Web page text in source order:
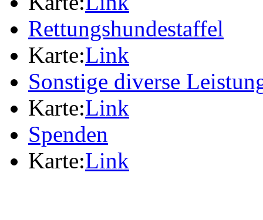
Rettungshundestaffel
Karte:Link
Sonstige diverse
Karte:Link
Spenden
Karte:Link